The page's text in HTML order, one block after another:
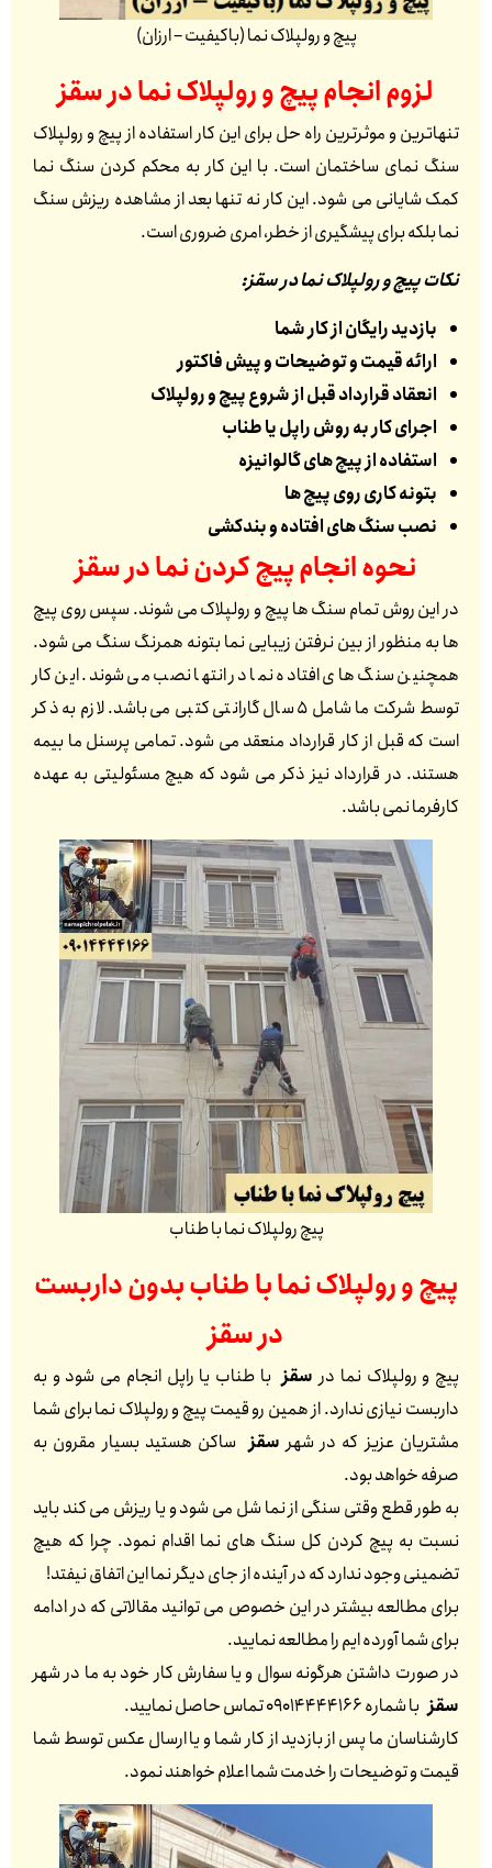
پیچ و رولپلاک نما (باکیفیت – ارزان)
لزوم انجام پیچ و رولپلاک نما درسقز
تنهاترین و موثرترین راه حل برای این کار استفاده از پیچ و رولپلاک
سنگ نمای ساختمان است. با این کار به محکم کردن سنگ نما
کمک شایانی می شود. این کار نه تنها بعد از مشاهده ریزش سنگ
نما بلکه برای پیشگیری از خطر، امری ضروری است.
نکات پیچ و رولپلاک نما در سقز:
بازدید رایگان از کار شما
ارائه قیمت و توضیحات و پیش فاکتور
انعقاد قرارداد قبل از شروع پیچ و رولپلاک
اجرای کار به روش راپل یا طناب
استفاده از پیچ های گالوانیزه
بتونه کاری روی پیچ ها
نصب سنگ های افتاده و بندکشی
نحوه انجام پیچ کردن نما درسقز
در این روش تمام سنگ ها پیچ و رولپلاک می شوند. سپس روی پیچ
ها به منظور از بین نرفتن زیبایی نما بتونه همرنگ سنگ می شود.
همچنین سنگ های افتاده نما در انتها نصب می شوند. این کار
توسط شرکت ما شامل 5 سال گارانتی کتبی می باشد. لازم به ذکر
است که قبل از کار قرارداد منعقد می شود. تمامی پرسنل ما بیمه
هستند. در قرارداد نیز ذکر می شود که هیچ مسئولیتی به عهده
کارفرما نمی باشد.
پیچ رولپلاک نما با طناب
پیچ و رولپلاک نما با طناب بدون داربست
درسقز
پیچ و رولپلاک نما در سقزبا طناب یا راپل انجام می شود و به
داربست نیازی ندارد. از همین رو قیمت پیچ و رولپلاک نما برای شما
مشتریان عزیز که در شهر سقزساکن هستید بسیار مقرون به
صرفه خواهد بود.
به طور قطع وقتی سنگی از نما شل می شود و یا ریزش می کند باید
نسبت به پیچ کردن کل سنگ های نما اقدام نمود. چرا که هیچ
تضمینی وجود ندارد که در آینده از جای دیگر نما این اتفاق نیفتد!
برای مطالعه بیشتر در این خصوص می توانید مقالاتی که در ادامه
برای شما آورده ایم را مطالعه نمایید.
در صورت داشتن هرگونه سوال و یا سفارش کار خود به ما در شهر
سقزبا شماره 09014444166 تماس حاصل نمایید.
کارشناسان ما پس از بازدید از کار شما و یا ارسال عکس توسط شما
قیمت و توضیحات را خدمت شما اعلام خواهند نمود.